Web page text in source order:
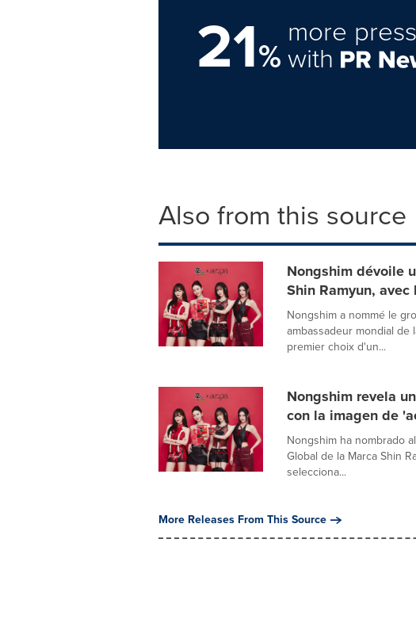
21%
more
with
Also from this source
Nongshim dévoile
Shin Ramyun,
Nongshim a nommé le
ambassadeur mondial de
premier choix d'un...
Nongshim revela
con la imagen de
Nongshim ha nombrado
Global de la Marca Shin
selecciona...
More Releases From This Source